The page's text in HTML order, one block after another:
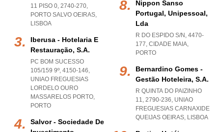
11 PISO 0, 2740-270,
PORTO SALVO OEIRAS,
LISBOA
Iberusa - Hotelaria E
Restauração, S.a.
PC BOM SUCESSO
105/159 9º, 4150-146,
UNIAO FREGUESIAS
LORDELO OURO
MASSARELOS PORTO,
PORTO
Salvor - Sociedade De
Nippon Sanso
Portugal, Unipessoal,
Lda
R DO ESPIDO S/N, 4470-
177, CIDADE MAIA,
PORTO
Bernardino Gomes -
Gestão Hoteleira, S.a.
R QUINTA DO PAIZINHO
11, 2790-236, UNIAO
FREGUESIAS CARNAXIDE
QUEIJAS OEIRAS, LISBOA